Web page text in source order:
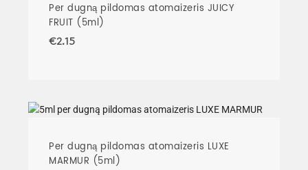
Per dugną pildomas atomaizeris JUICY
FRUIT (5ml)
€2.15
Per dugną pildomas atomaizeris LUXE
MARMUR (5ml)